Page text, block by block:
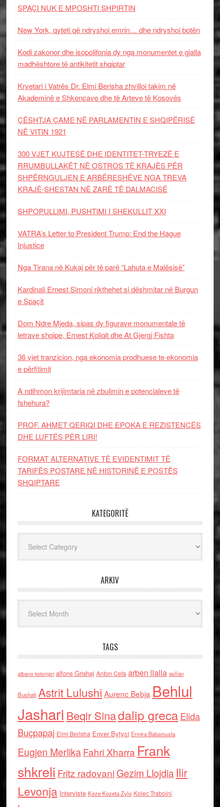
SPAÇI NUK E MPOSHTI SHPIRTIN
New York, qyteti që ndryshoi emrin… dhe ndryshoi botën
Kodi zakonor dhe isopolifonia dy nga monumentet e gjalla
madhështore të antikitetit shqiptar
Kryetari i Vatrës Dr. Elmi Berisha zhvilloi takim në
Akademinë e Shkencave dhe të Arteve të Kosovës
ÇËSHTJA ÇAME NË PARLAMENTIN E SHQIPËRISË
NË VITIN 1921
300 VJET KUJTESË DHE IDENTITET-TRYEZË E
RRUMBULLAKËT NË OSTROS TË KRAJËS PËR
SHPËRNGULJEN E ARBËRESHËVE NGA TREVA
KRAJË-SHESTAN NË ZARË TË DALMACISË
SHPOPULLIMI, PUSHTIMI I SHEKULLIT XXI
VATRA’s Letter to President Trump: End the Hague
Injustice
Nga Tirana në Kukaj për të parë “Lahuta e Malësisë”
Kardinali Ernest Simoni rikthehet si dëshmitar në Burgun
e Spaçit
Dom Ndre Mjeda, sipas dy figurave monumentale të
letrave shqipe, Ernest Koliqit dhe At Gjergj Fishta
36 vjet tranzicion, nga ekonomia prodhuese te ekonomia
e përfitimit
A ndihmon krijimtaria në zbulimin e potencialeve të
fshehura?
PROF. AHMET QERIQI DHE EPOKA E REZISTENCЁS
DHE LUFTЁS PЁR LIRI!
FORMAT ALTERNATIVE TË EVIDENTIMIT TË
TARIFËS POSTARE NË HISTORINË E POSTËS
SHQIPTARE
KATEGORITË
ARKIV
TAGS
albano kolonjari alfons Grishaj Anton Cefa arben llalla asllan
Bushati Astrit Lulushi Aurenc Bebja Behlul
Jashari Beqir Sinadalip grecaElida
Buçpapaj Elmi Berisha Enver Bytyci Ermira Babamusta
Eugjen MerlikaFahri Xharra Frank
shkreli Fritz radovaniGezim Llojdia Ilir
Levonja Interviste Keze Kozeta Zylo Kolec Traboini